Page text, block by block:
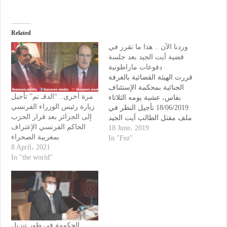
Related
مرة أخرى.. “الدقـ تم” تأجيل
زيارة رئيس الوزراء الفرنسي
إلى الجزائر بعد قرار الحزب
الحاكم الفرنسي الإعتراف
بمغربية الصحراء
8 April، 2021
In "the world"
وردنا الآن .. هذا ما تقرر في
قضية آيت الجيد بعد جلسة
دفوعات ماراطونية
قررت الهيئة القضائية بالغرفة
الجنائية بمحكمة الإستئناف
بفاس، عشية يومه الثلاثاء
18/06/2019 تأجيل النظر في
ملف مقتل الطالب آيت الجيد
بنعيسى، و التهمة الموجهة إلى
القيادي في حزب العدالة و
18 June، 2019
In "Fez"
الحكومة في طور تنزيل